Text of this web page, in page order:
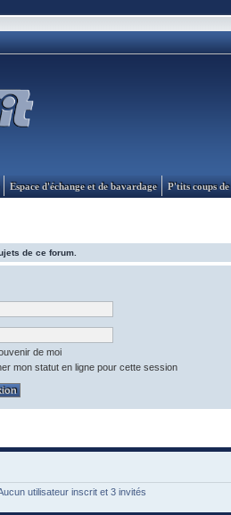
Espace d'échange et de bavardage P'tits coups
de ce forum.
de moi
mon statut en ligne pour cette session
utilisateur inscrit et 3 invités